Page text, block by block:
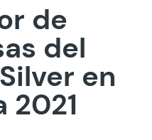
de
del
en
2021